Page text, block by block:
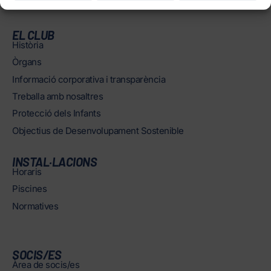
EL CLUB
Història
Òrgans
Informació corporativa i transparència
Treballa amb nosaltres
Protecció dels Infants
Objectius de Desenvolupament Sostenible
INSTAL·LACIONS
Horaris
Piscines
Normatives
SOCIS/ES
Àrea de socis/es